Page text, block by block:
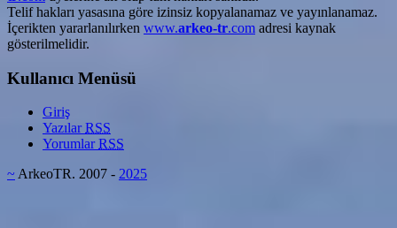
Telif hakları yasasına göre izinsiz kopyalanamaz ve yayınlanamaz.
İçerikten yararlanılırken www.arkeo-tr.com adresi kaynak
gösterilmelidir.
Kullanıcı Menüsü
Giriş
YazılarRSS
YorumlarRSS
~ ArkeoTR. 2007 - 2025